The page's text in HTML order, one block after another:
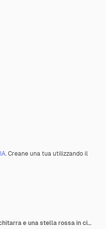
IA. Creane una tua utilizzando il
Due donne sul palco con una chitarra e una stella rossa in cima